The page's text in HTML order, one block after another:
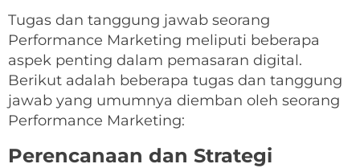
Tugas dan tanggung jawab seorang
Performance Marketing meliputi beberapa
aspek penting dalam pemasaran digital.
Berikut adalah beberapa tugas dan tanggung
jawab yang umumnya diemban oleh seorang
Performance Marketing:
Perencanaan dan Strategi